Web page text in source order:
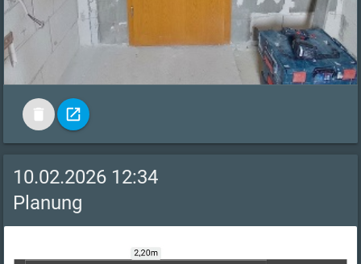
delete open_in_new
10.02.2026 12:34
Planung